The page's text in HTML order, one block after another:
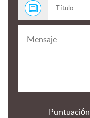
Puntuación